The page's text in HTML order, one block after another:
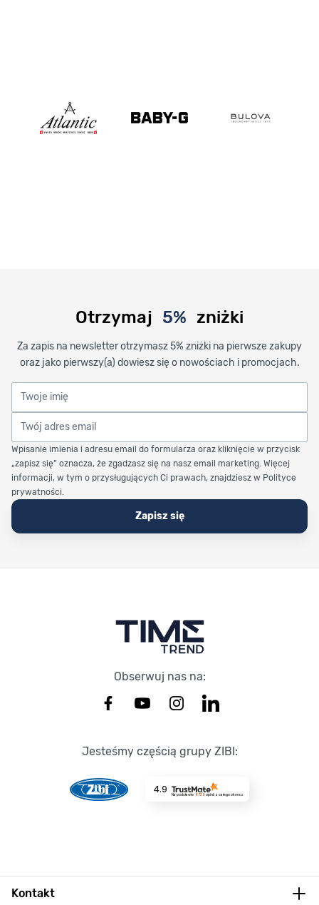
Otrzymaj 5% zniżki
Za zapis na newsletter otrzymasz 5% zniżki na pierwsze zakupy
oraz jako pierwszy(a) dowiesz się o nowościach i promocjach.
Twoje imię
Twój adres email
Wpisanie imienia i adresu email do formularza oraz kliknięcie w przycisk
„zapisz się” oznacza, że zgadzasz się na nasz email marketing. Więcej
informacji, w tym o przysługujących Ci prawach, znajdziesz w Polityce
prywatności.
Zapisz się
Obserwuj nas na:
Jesteśmy częścią grupy ZIBI:
4.9
Na podstawie 8729opinii z całego okresu
Kontakt